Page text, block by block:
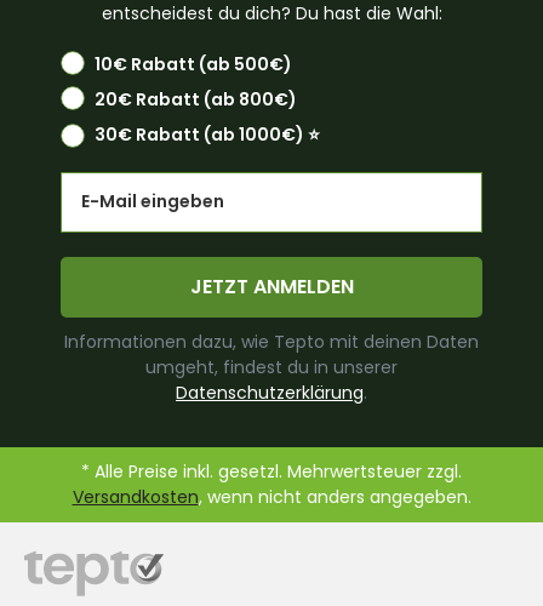
entscheidest du dich? Du hast die Wahl:
10€ Rabatt (ab 500€)
20€ Rabatt (ab 800€)
30€ Rabatt (ab 1000€) ⭐️
JETZT ANMELDEN
Informationen dazu, wie Tepto mit deinen Daten
umgeht, findest du in unserer
Datenschutzerklärung.
* Alle Preise inkl. gesetzl. Mehrwertsteuer zzgl.
Versandkosten, wenn nicht anders angegeben.